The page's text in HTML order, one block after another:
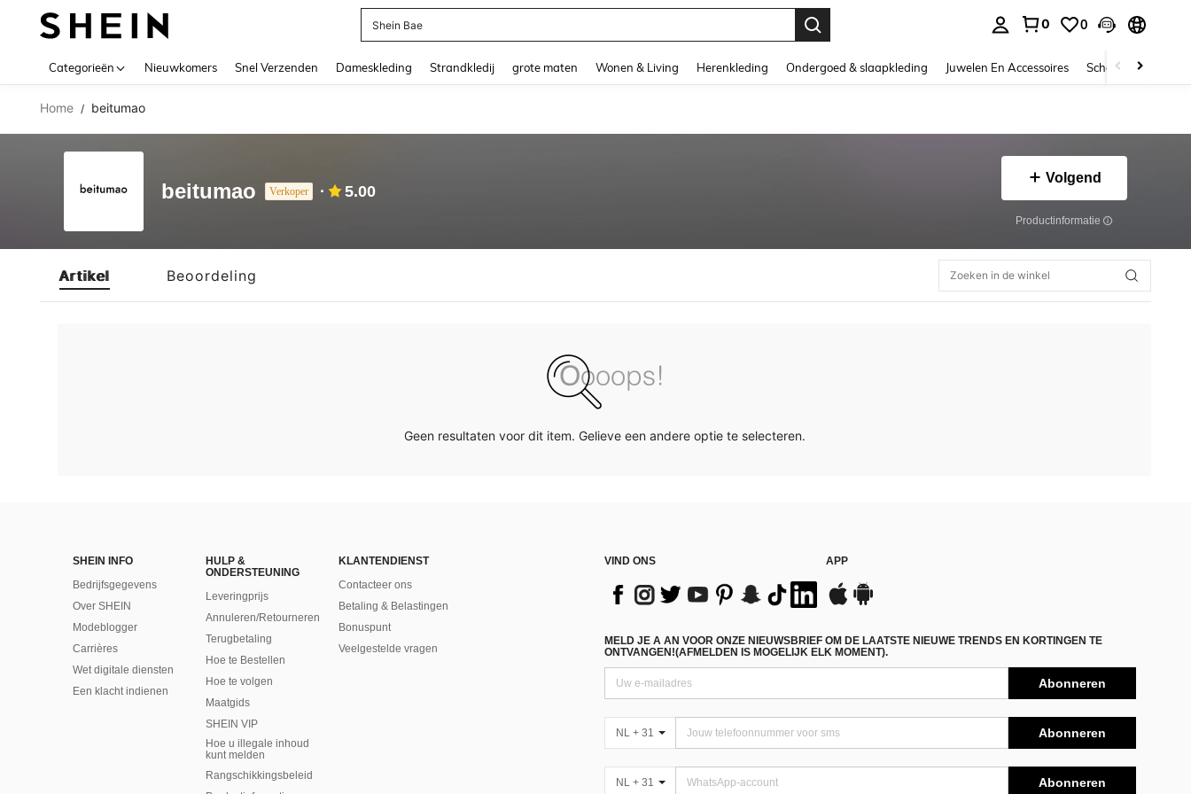
Shein Bae
0 0
Categorieën Nieuwkomers Snel Verzenden Dameskleding Strandkledij grote maten Wonen & Living Herenkleding Ondergoed & slaapkleding Juwelen En Accessoires Schoonheid &
Home / beitumao
beitumao Verkoper 5.00
Volgend
Productinformatie
Artikel Beoordeling
Geen resultaten voor dit item. Gelieve een andere optie te selecteren.
SHEIN INFO
Bedrijfsgegevens
Over SHEIN
Modeblogger
Carrières
Wet digitale diensten
Een klacht indienen
HULP &
ONDERSTEUNING
Leveringprijs
Annuleren/Retourneren
Terugbetaling
Hoe te Bestellen
Hoe te volgen
Maatgids
SHEIN VIP
Hoe u illegale inhoud
kunt melden
Rangschikkingsbeleid
KLANTENDIENST
Contacteer ons
Betaling & Belastingen
Bonuspunt
Veelgestelde vragen
VIND ONS APP
MELD JE A AN VOOR ONZE NIEUWSBRIEF OM DE LAATSTE NIEUWE TRENDS EN KORTINGEN TE
ONTVANGEN!(AFMELDEN IS MOGELIJK ELK MOMENT).
Abonneren
NL + 31 Abonneren
NL + 31 Abonneren